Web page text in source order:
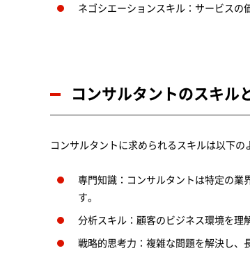
ネゴシエーションスキル：サービスの
コンサルタントのスキル
コンサルタントに求められるスキルは以下の
専門知識：コンサルタントは特定の業
す。
分析スキル：顧客のビジネス環境を理
戦略的思考力：複雑な問題を解決し、